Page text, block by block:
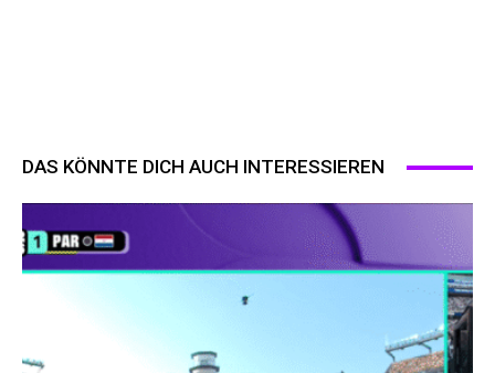
DAS KÖNNTE DICH AUCH INTERESSIEREN